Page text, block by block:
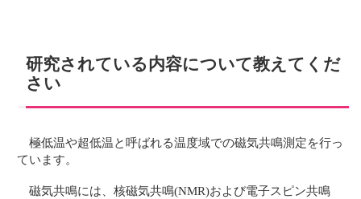
研究されている内容について教えてくだ
さい
極低温や超低温と呼ばれる温度域での磁気共鳴測定を行っ
ています。
磁気共鳴には、核磁気共鳴(NMR)および電子スピン共鳴